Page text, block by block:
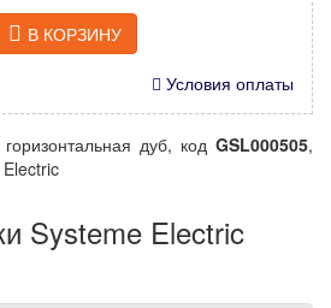
В КОРЗИНУ
Условия оплаты
дуб, код GSL000505,
Systeme Electric